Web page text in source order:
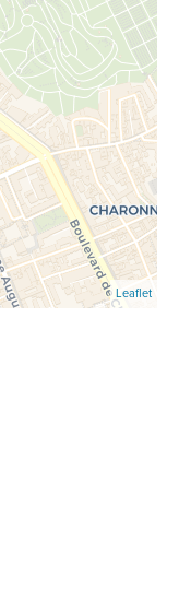
Leaflet